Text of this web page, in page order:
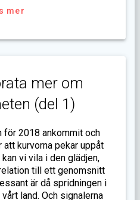
mer
mer om
(del 1)
för 2018 ankommit och
kurvorna pekar uppåt
vi vila i den glädjen,
till ett genomsnitt
är då spridningen i
land. Och signalerna